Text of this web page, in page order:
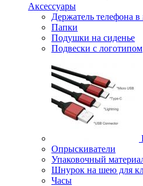
Аксессуары
Держатель телефона
Папки
Подушки на сиденье
Подвески с логотипом
Опрыскиватели
Упаковочный
Шнурок на шею для
Часы